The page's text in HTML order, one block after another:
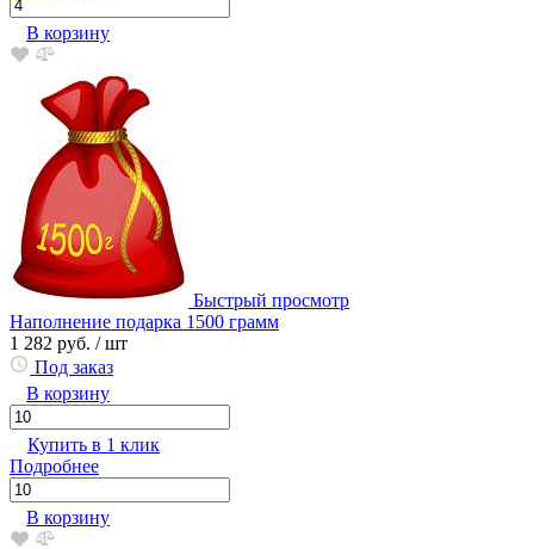
В корзину
Быстрый просмотр
Наполнение подарка 1500 грамм
1 282 руб. / шт
Под заказ
В корзину
Купить в 1 клик
Подробнее
В корзину